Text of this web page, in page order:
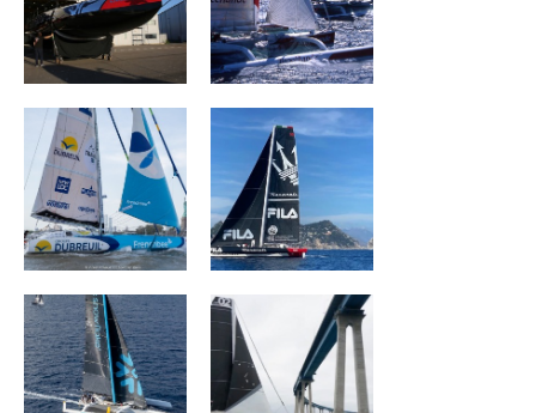
Groupe Dubreuil MASERATI
SNOWFLAKE ORION Racing